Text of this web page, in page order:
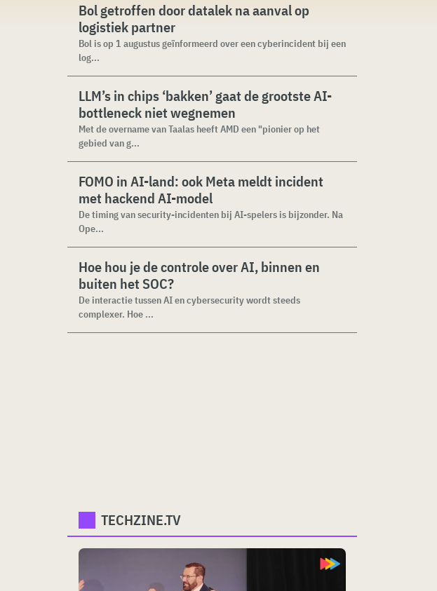
Bol getroffen door datalek na aanval op
logistiek partner
Bol is op 1 augustus geïnformeerd over een cyberincident bij een
log...
LLM’s in chips ‘bakken’ gaat de grootste AI-
bottleneck niet wegnemen
Met de overname van Taalas heeft AMD een "pionier op het
gebied van g...
FOMO in AI-land: ook Meta meldt incident
met hackend AI-model
De timing van security-incidenten bij AI-spelers is bijzonder. Na
Ope...
Hoe hou je de controle over AI, binnen en
buiten het SOC?
De interactie tussen AI en cybersecurity wordt steeds
complexer. Hoe ...
TECHZINE.TV